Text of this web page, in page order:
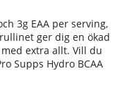
3g EAA per serving,
ger dig en ökad
extra allt. Vill du
Supps Hydro BCAA